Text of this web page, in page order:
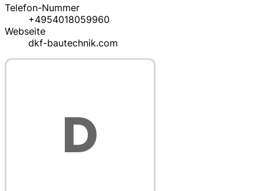
Telefon-Nummer
+4954018059960
Webseite
dkf-bautechnik.com